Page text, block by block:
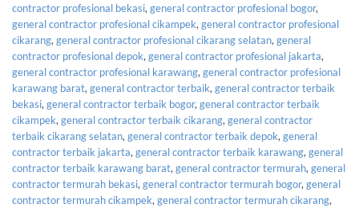
contractor profesional bekasi,general contractor profesional bogor,
general contractor profesional cikampek,general contractor profesional
cikarang,general contractor profesional cikarang selatan,general
contractor profesional depok,general contractor profesional jakarta,
general contractor profesional karawang,general contractor profesional
karawang barat,general contractor terbaik,general contractor terbaik
bekasi,general contractor terbaik bogor,general contractor terbaik
cikampek,general contractor terbaik cikarang,general contractor
terbaik cikarang selatan,general contractor terbaik depok,general
contractor terbaik jakarta,general contractor terbaik karawang,general
contractor terbaik karawang barat,general contractor termurah,general
contractor termurah bekasi,general contractor termurah bogor,general
contractor termurah cikampek,general contractor termurah cikarang,